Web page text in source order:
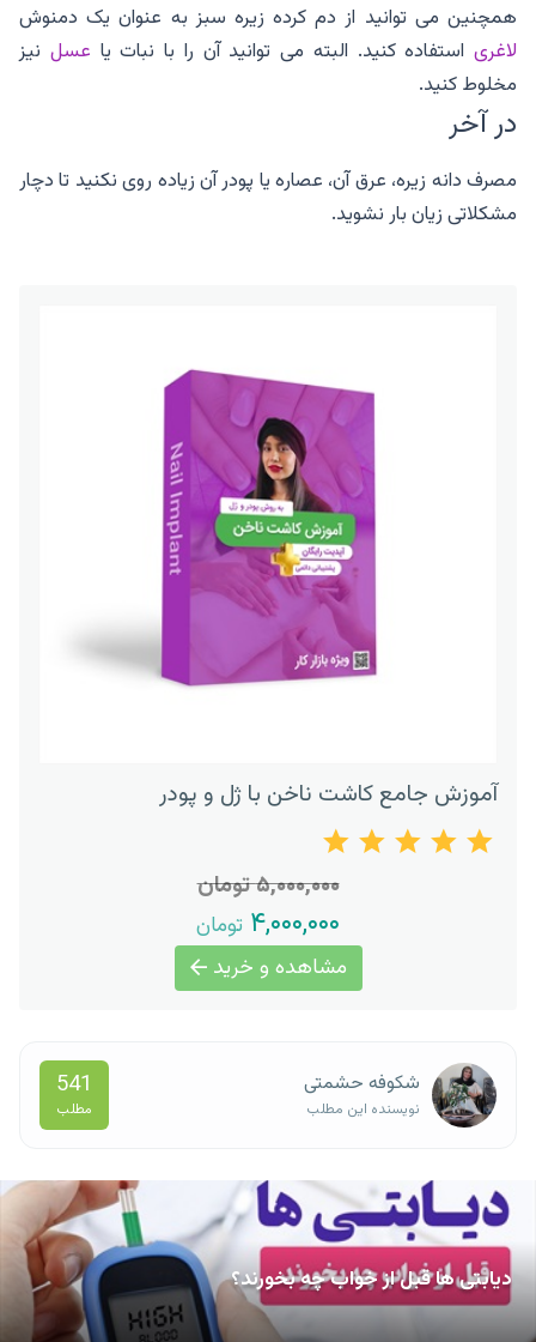
همچنین می توانید از دم کرده زیره سبز به عنوان یک دمنوش
لاغری استفاده کنید. البته می توانید آن را با نبات یا عسل نیز
مخلوط کنید.
در آخر
مصرف دانه زیره، عرق آن، عصاره یا پودر آن زیاده روی نکنید تا دچار
مشکلاتی زیان بار نشوید.
آموزش جامع کاشت ناخن با ژل و پودر
۵,۰۰۰,۰۰۰ تومان
۴,۰۰۰,۰۰۰ تومان
مشاهده و خرید
شکوفه حشمتی
نویسنده این مطلب
541
مطلب
دیابتی ها قبل از خواب چه بخورند؟